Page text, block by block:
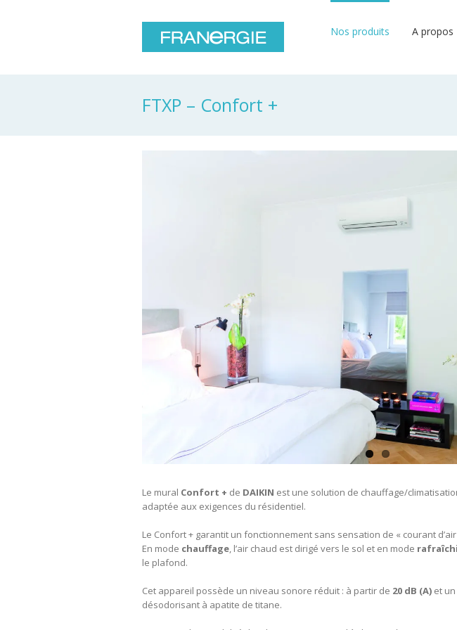
Nos produits A propos
FTXP – Confort +
Le mural Confort + de DAIKIN est une solution de chauffage/
adaptée aux exigences du résidentiel.
Le Confort + garantit un fonctionnement sans sensation de « courant d’air
En mode chauffage , l’air chaud est dirigé vers le sol et en mode
le plafond.
Cet appareil possède un niveau sonore réduit : à partir de 20 dB (A) et un
désodorisant à apatite de titane.